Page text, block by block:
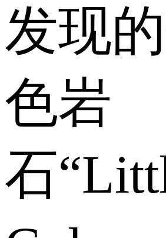
发现
色岩
石